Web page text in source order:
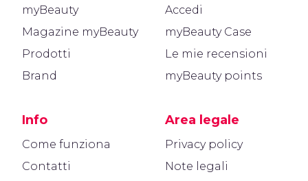
myBeauty
Magazine myBeauty
Prodotti
Brand
Info
Come funziona
Contatti
Accedi
myBeauty Case
Le mie recensioni
myBeauty points
Area legale
Privacy policy
Note legali